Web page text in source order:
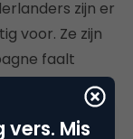
zijn er
voor. Ze zijn
faalt
bij succes.
bedrijven
Mis